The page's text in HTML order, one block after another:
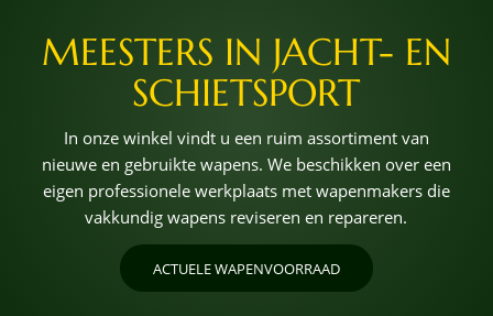
MEESTERS IN JACHT- EN
SCHIETSPORT
In onze winkel vindt u een ruim assortiment van
nieuwe en gebruikte wapens. We beschikken over een
eigen professionele werkplaats met wapenmakers die
vakkundig wapens reviseren en repareren.
ACTUELE WAPENVOORRAAD